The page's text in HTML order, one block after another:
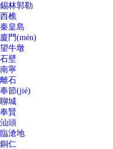
錫林郭勒
西樵
秦皇島
廈門(mén)
望牛墩
石壁
南寧
離石
奉節(jié)
聊城
奉賢
汕頭
臨滄地
銅仁